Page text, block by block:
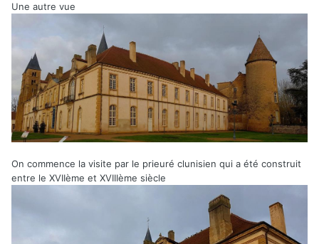
Une autre vue
On commence la visite par le prieuré clunisien qui a été construit
entre le XVIIème et XVIIIème siècle